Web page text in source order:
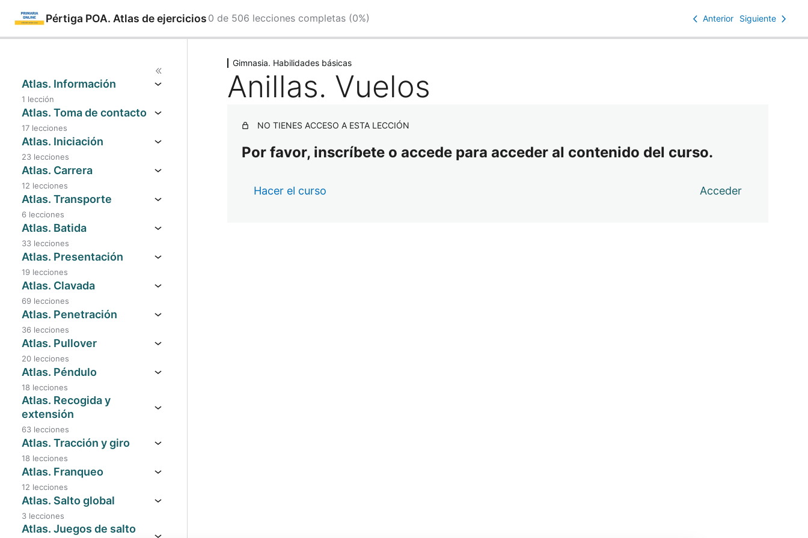
contenido
Pértiga POA. Atlas de ejercicios 0 de 506 lecciones completas (0%) Anterior Siguiente
Atlas. Información
1 lección
Atlas. Toma de contacto
17 lecciones
Atlas. Iniciación
23 lecciones
Atlas. Carrera
12 lecciones
Atlas. Transporte
6 lecciones
Atlas. Batida
33 lecciones
Atlas. Presentación
19 lecciones
Atlas. Clavada
69 lecciones
Atlas. Penetración
36 lecciones
Atlas. Pullover
20 lecciones
Atlas. Péndulo
18 lecciones
Atlas. Recogida y
extensión
63 lecciones
Atlas. Tracción y giro
18 lecciones
Atlas. Franqueo
12 lecciones
Atlas. Salto global
3 lecciones
Atlas. Juegos de salto
Gimnasia. Habilidades básicas
Anillas. Vuelos
NO TIENES ACCESO A ESTA LECCIÓN
Por favor, inscríbete o accede para acceder al contenido del curso.
Hacer el curso Acceder
eri
uie